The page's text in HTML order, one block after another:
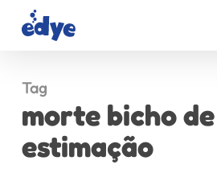
Tag
morte bicho de
estimação